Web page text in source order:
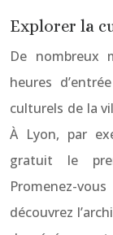
Explorer la
De nombreux
heures
culturels de la
À Lyon, par
gratuit le
Promenez-
découvrez